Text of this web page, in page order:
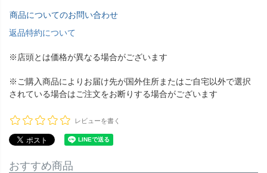
商品についてのお問い合わせ
返品特約について
※店頭とは価格が異なる場合がございます
※ご購入商品によりお届け先が国外住所またはご自宅以外で選択
されている場合はご注文をお断りする場合がございます
レビューを書く
おすすめ商品